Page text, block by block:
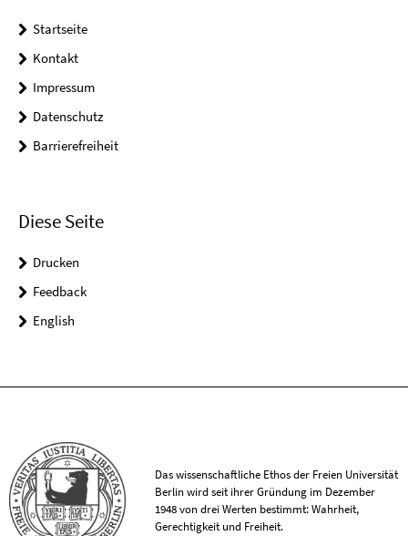
Startseite
Kontakt
Impressum
Datenschutz
Barrierefreiheit
Diese Seite
Drucken
Feedback
English
Das wissenschaftliche Ethos der Freien Universität
Berlin wird seit ihrer Gründung im Dezember
1948 von drei Werten bestimmt: Wahrheit,
Gerechtigkeit und Freiheit.